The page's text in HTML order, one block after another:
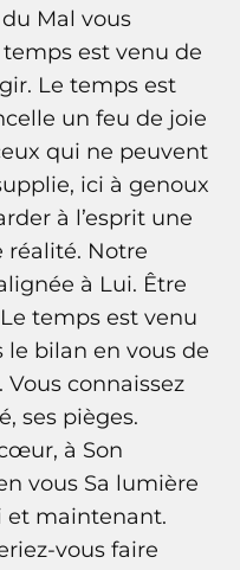
Mal vous
est venu de
Le temps est
un feu de joie
qui ne peuvent
ici à genoux
à l’esprit une
réalité. Notre
à Lui. Être
temps est venu
le bilan en vous de
connaissez
ses pièges.
à Son
vous Sa lumière
et maintenant.
vous faire